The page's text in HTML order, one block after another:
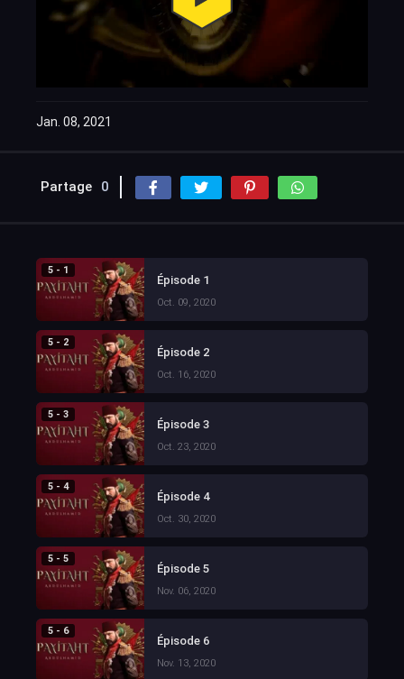
Jan. 08, 2021
Partage 0
5 - 1
Épisode 1
Oct. 09, 2020
5 - 2
Épisode 2
Oct. 16, 2020
5 - 3
Épisode 3
Oct. 23, 2020
5 - 4
Épisode 4
Oct. 30, 2020
5 - 5
Épisode 5
Nov. 06, 2020
5 - 6
Épisode 6
Nov. 13, 2020